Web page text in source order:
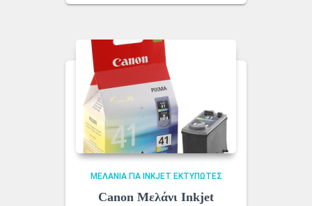
ΜΕΛΆΝΙΑ ΓΙΑ INKJET ΕΚΤΥΠΩΤΈΣ
Canon Μελάνι Inkjet